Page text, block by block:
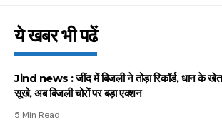
ये खबर भी पढें
Jind news : जींद में बिजली ने तोड़ा रिकॉर्ड, धान के खेत
सूखे, अब बिजली चोरों पर बड़ा एक्शन
5 Min Read